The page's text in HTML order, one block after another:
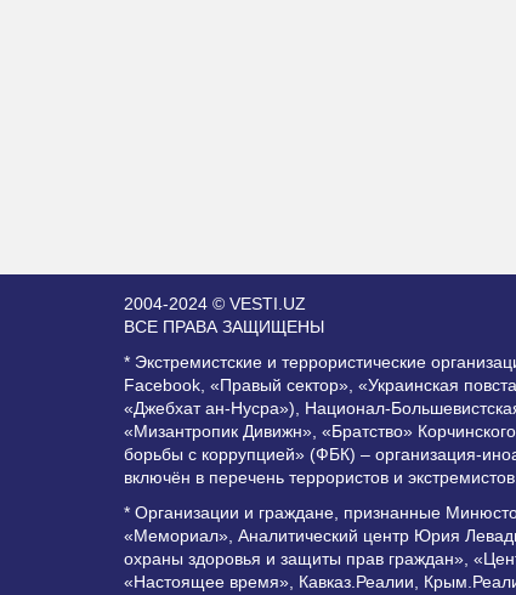
2004-2024 © VESTI.UZ
ВСЕ ПРАВА ЗАЩИЩЕНЫ
* Экстремистские и террористические
Facebook, «Правый сектор», «Украинская
«Джебхат ан-Нусра»), Национал-
«Мизантропик Дивижн», «Братство»
борьбы с коррупцией» (ФБК) – организация-
включён в перечень террористов и экстремистов.
* Организации и граждане, признанные
«Мемориал», Аналитический центр Юрия
охраны здоровья и защиты прав граждан»,
«Настоящее время», Кавказ.Реалии,